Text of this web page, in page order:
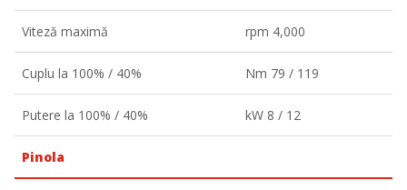
Viteză maximă rpm 4,000
Cuplu la 100% / 40% Nm 79 / 119
Putere la 100% / 40% kW 8 / 12
Pinola